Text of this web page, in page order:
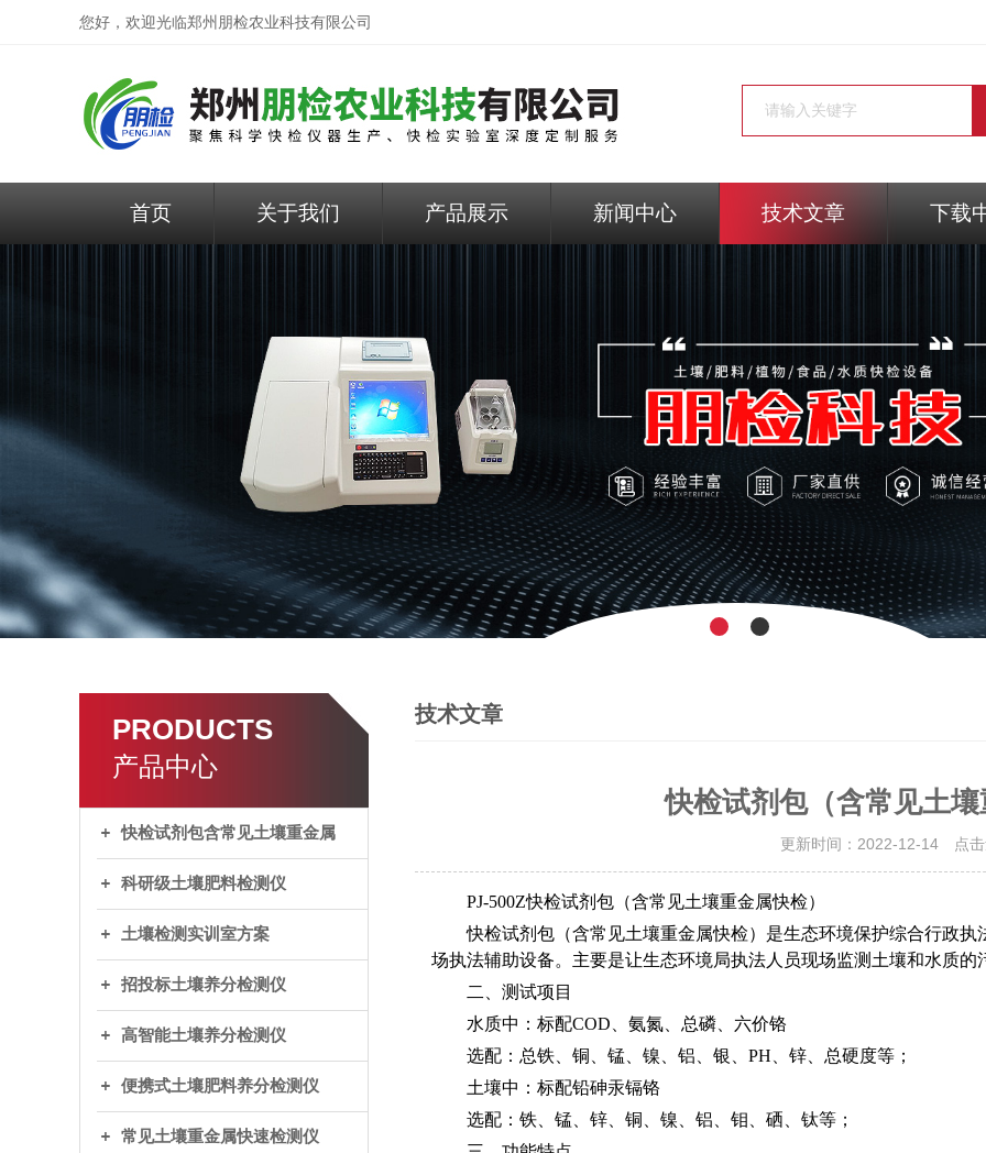
您好，欢迎光临郑州朋检农业科技有限公司
首页 关于我们 产品展示 新闻中心 技术文章 下载
PRODUCTS
产品中心
快检试剂包含常见土壤重金属
科研级土壤肥料检测仪
土壤检测实训室方案
招投标土壤养分检测仪
高智能土壤养分检测仪
便携式土壤肥料养分检测仪
常见土壤重金属快速检测仪
技术文章
快检试剂包（含常见土壤
更新时间：2022-12-14 点击
PJ-500Z快检试剂包（含常见土壤重金属快检）
快检试剂包（含常见土壤重金属快检）是生态环境保护综合行政执
场执法辅助设备。主要是让生态环境局执法人员现场监测土壤和水质的
二、 测试项目
水质中：标配COD、氨氮、总磷、六价铬
选配：总铁、铜、锰、镍、铝、银、 PH、锌、总硬度等；
土壤中：标配铅砷汞镉铬
选配：铁、锰、锌、铜、镍、铝、钼、硒、钛等；